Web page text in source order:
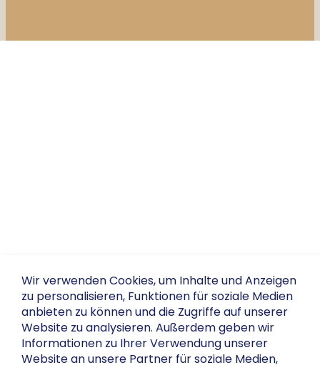
Wir verwenden Cookies, um Inhalte und Anzeigen
zu personalisieren, Funktionen für soziale Medien
anbieten zu können und die Zugriffe auf unserer
Website zu analysieren. Außerdem geben wir
Informationen zu Ihrer Verwendung unserer
Website an unsere Partner für soziale Medien,